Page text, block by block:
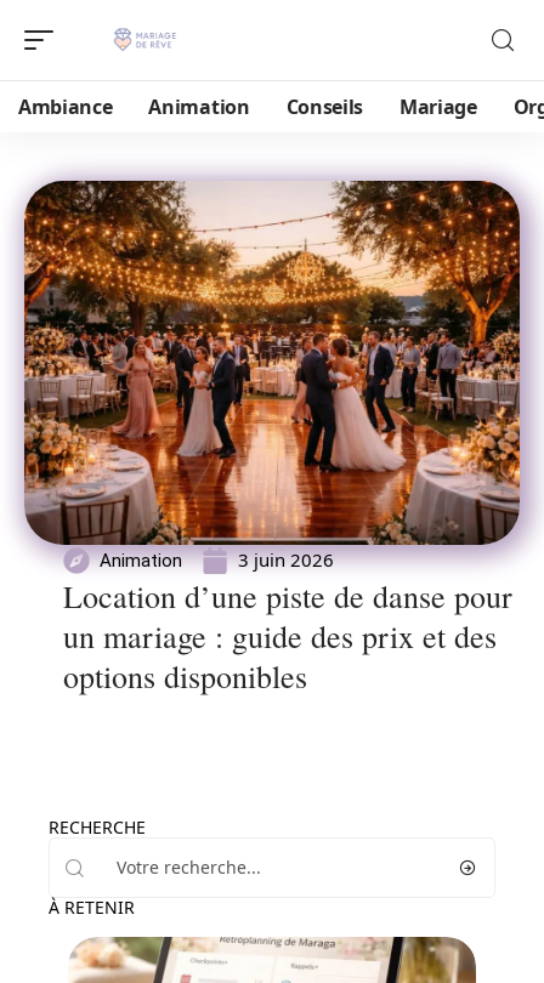
Ambiance Animation Conseils Mariage
Animation 3 juin 2026
Location d’une piste de danse pour
un mariage : guide des prix et des
options disponibles
RECHERCHE
À RETENIR